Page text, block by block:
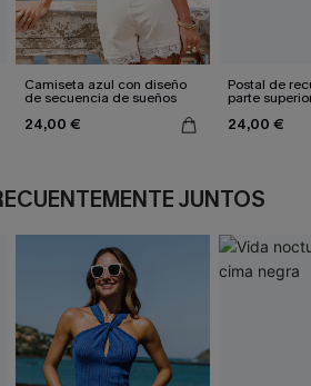
Camiseta azul con diseño
de secuencia de sueños
24,00 €
Postal de
parte
24,00 €
JUNTOS